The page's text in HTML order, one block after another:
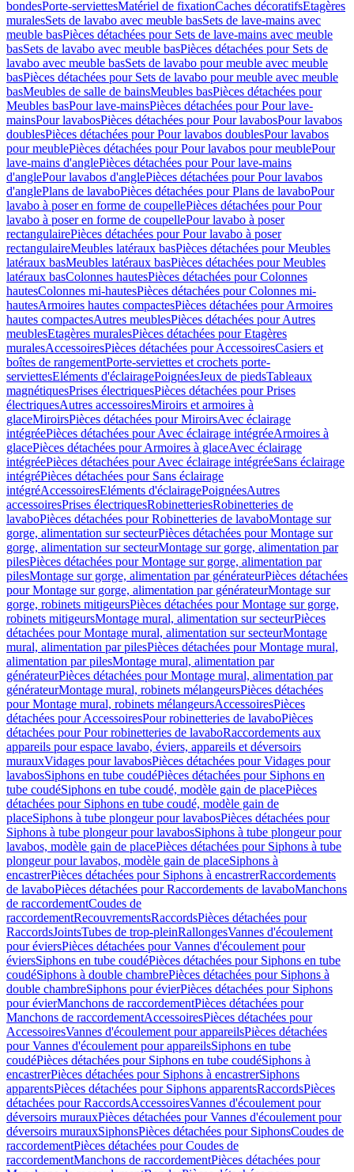
bondesPorte-serviettesMatériel de fixationCaches décoratifsEtagères
muralesSets de lavabo avec meuble basSets de lave-mains avec
meuble basPièces détachées pour Sets de lave-mains avec meuble
basSets de lavabo avec meuble basPièces détachées pour Sets de
lavabo avec meuble basSets de lavabo pour meuble avec meuble
basPièces détachées pour Sets de lavabo pour meuble avec meuble
basMeubles de salle de bainsMeubles basPièces détachées pour
Meubles basPour lave-mainsPièces détachées pour Pour lave-
mainsPour lavabosPièces détachées pour Pour lavabosPour lavabos
doublesPièces détachées pour Pour lavabos doublesPour lavabos
pour meublePièces détachées pour Pour lavabos pour meublePour
lave-mains d'anglePièces détachées pour Pour lave-mains
d'anglePour lavabos d'anglePièces détachées pour Pour lavabos
d'anglePlans de lavaboPièces détachées pour Plans de lavaboPour
lavabo à poser en forme de coupellePièces détachées pour Pour
lavabo à poser en forme de coupellePour lavabo à poser
rectangulairePièces détachées pour Pour lavabo à poser
rectangulaireMeubles latéraux basPièces détachées pour Meubles
latéraux basMeubles latéraux basPièces détachées pour Meubles
latéraux basColonnes hautesPièces détachées pour Colonnes
hautesColonnes mi-hautesPièces détachées pour Colonnes mi-
hautesArmoires hautes compactesPièces détachées pour Armoires
hautes compactesAutres meublesPièces détachées pour Autres
meublesEtagères muralesPièces détachées pour Etagères
muralesAccessoiresPièces détachées pour AccessoiresCasiers et
boîtes de rangementPorte-serviettes et crochets porte-
serviettesEléments d'éclairagePoignéesJeux de piedsTableaux
magnétiquesPrises électriquesPièces détachées pour Prises
électriquesAutres accessoiresMiroirs et armoires à
glaceMiroirsPièces détachées pour MiroirsAvec éclairage
intégréePièces détachées pour Avec éclairage intégréeArmoires à
glacePièces détachées pour Armoires à glaceAvec éclairage
intégréePièces détachées pour Avec éclairage intégréeSans éclairage
intégréPièces détachées pour Sans éclairage
intégréAccessoiresEléments d'éclairagePoignéesAutres
accessoiresPrises électriquesRobinetteriesRobinetteries de
lavaboPièces détachées pour Robinetteries de lavaboMontage sur
gorge, alimentation sur secteurPièces détachées pour Montage sur
gorge, alimentation sur secteurMontage sur gorge, alimentation par
pilesPièces détachées pour Montage sur gorge, alimentation par
pilesMontage sur gorge, alimentation par générateurPièces détachées
pour Montage sur gorge, alimentation par générateurMontage sur
gorge, robinets mitigeursPièces détachées pour Montage sur gorge,
robinets mitigeursMontage mural, alimentation sur secteurPièces
détachées pour Montage mural, alimentation sur secteurMontage
mural, alimentation par pilesPièces détachées pour Montage mural,
alimentation par pilesMontage mural, alimentation par
générateurPièces détachées pour Montage mural, alimentation par
générateurMontage mural, robinets mélangeursPièces détachées
pour Montage mural, robinets mélangeursAccessoiresPièces
détachées pour AccessoiresPour robinetteries de lavaboPièces
détachées pour Pour robinetteries de lavaboRaccordements aux
appareils pour espace lavabo, éviers, appareils et déversoirs
murauxVidages pour lavabosPièces détachées pour Vidages pour
lavabosSiphons en tube coudéPièces détachées pour Siphons en
tube coudéSiphons en tube coudé, modèle gain de placePièces
détachées pour Siphons en tube coudé, modèle gain de
placeSiphons à tube plongeur pour lavabosPièces détachées pour
Siphons à tube plongeur pour lavabosSiphons à tube plongeur pour
lavabos, modèle gain de placePièces détachées pour Siphons à tube
plongeur pour lavabos, modèle gain de placeSiphons à
encastrerPièces détachées pour Siphons à encastrerRaccordements
de lavaboPièces détachées pour Raccordements de lavaboManchons
de raccordementCoudes de
raccordementRecouvrementsRaccordsPièces détachées pour
RaccordsJointsTubes de trop-pleinRallongesVannes d'écoulement
pour éviersPièces détachées pour Vannes d'écoulement pour
éviersSiphons en tube coudéPièces détachées pour Siphons en tube
coudéSiphons à double chambrePièces détachées pour Siphons à
double chambreSiphons pour évierPièces détachées pour Siphons
pour évierManchons de raccordementPièces détachées pour
Manchons de raccordementAccessoiresPièces détachées pour
AccessoiresVannes d'écoulement pour appareilsPièces détachées
pour Vannes d'écoulement pour appareilsSiphons en tube
coudéPièces détachées pour Siphons en tube coudéSiphons à
encastrerPièces détachées pour Siphons à encastrerSiphons
apparentsPièces détachées pour Siphons apparentsRaccordsPièces
détachées pour RaccordsAccessoiresVannes d'écoulement pour
déversoirs murauxPièces détachées pour Vannes d'écoulement pour
déversoirs murauxSiphonsPièces détachées pour SiphonsCoudes de
raccordementPièces détachées pour Coudes de
raccordementManchons de raccordementPièces détachées pour